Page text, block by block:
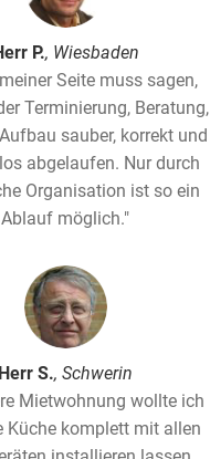
P., Wiesbaden
Seite muss sagen,
Terminierung, Beratung,
sauber, korrekt und
abgelaufen. Nur durch
Organisation ist so ein
Ablauf möglich."
Herr S., Schwerin
Mietwohnung wollte ich
Küche komplett mit allen